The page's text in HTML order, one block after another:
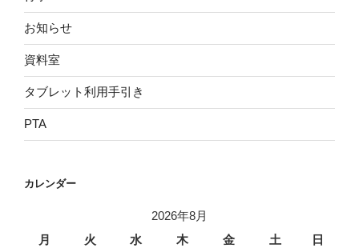
お知らせ
資料室
タブレット利用手引き
PTA
カレンダー
2026年8月
月
火 水 木 金 土 日